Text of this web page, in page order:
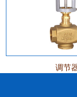
调节